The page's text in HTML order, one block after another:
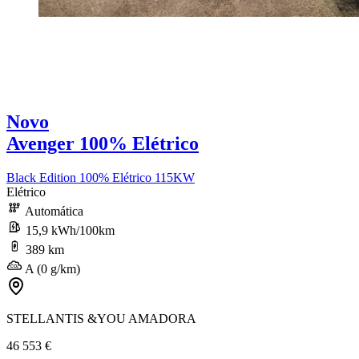
Novo
Avenger 100% Elétrico
Black Edition 100% Elétrico 115KW
Elétrico
Automática
15,9 kWh/100km
389 km
A (0 g/km)
STELLANTIS &YOU AMADORA
46 553 €